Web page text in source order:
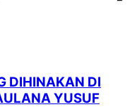
DIHINAKAN DI
YUSUF